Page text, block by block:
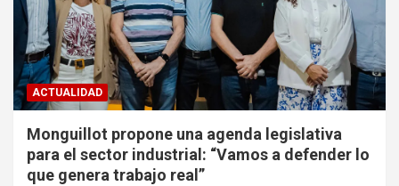
ACTUALIDAD
Monguillot propone una agenda legislativa
para el sector industrial: “Vamos a defender lo
que genera trabajo real”